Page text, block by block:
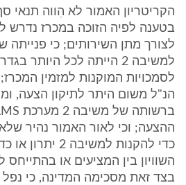
הקריטריון האמור לא הִווה תנאי
לצורך מתן השירותים; כי פנייתה
למשיבה 2 הייתה לכל
לסמכויות המוקנות למזמין
הנ"ל משום היתר לתיקון הצעה,
ההצעה; וכי לאור האמור נהיר
כדי להקנות
השוויון בין המציעים או בהתייחס
בצד זאת מסכימה המדינה, כי